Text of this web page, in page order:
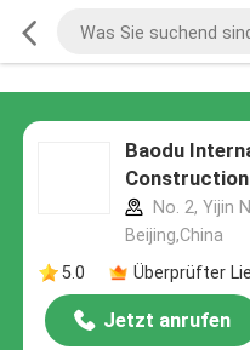
Baodu
No. 2, Yijin
Beijing,China
5.0
Überprüfter
Jetzt anrufen